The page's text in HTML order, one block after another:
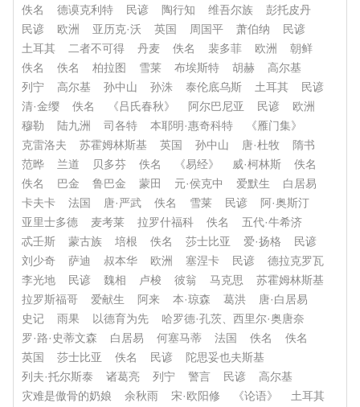
佚名
德谟克利特 民谚 陶行知 维吾尔族
彭托皮丹
民谚
欧洲 亚历克·沃 英国 周国平 萧伯纳
民谚
土耳其
二者不可得 丹麦 佚名 裴多菲 欧洲
朝鲜
佚名
佚名 柏拉图 雪莱 布埃斯特 胡赫
高尔基
列宁
高尔基 孙中山 孙洙 泰伦底乌斯 土耳其
民谚
清·金缨
佚名 《吕氏春秋》 阿尔巴尼亚 民谚
欧洲
穆勒
陆九洲 司各特 本耶明·惠奇科特
《雁门集》
克雷洛夫
苏霍姆林斯基 英国 孙中山 唐·杜牧
隋书
范晔
兰道 贝多芬 佚名 《易经》 威·柯林斯
佚名
佚名
巴金 鲁巴金 蒙田 元·侯克中 爱默生
白居易
卡夫卡
法国 唐·严武 佚名 雪莱 民谚
阿·奥斯汀
亚里士多德
麦考莱 拉罗什福科 佚名
五代·牛希济
忒壬斯
蒙古族 培根 佚名 莎士比亚 爱·扬格
民谚
刘少奇
萨迪 叔本华 欧洲 塞涅卡 民谚
德拉克罗瓦
李光地
民谚 魏相 卢梭 彼翁 马克思
苏霍姆林斯基
拉罗斯福哥
爱献生 阿来 本·琼森 葛洪
唐·白居易
史记
雨果 以德育为先
哈罗德·孔茨、西里尔·奥唐奈
罗·路·史蒂文森
白居易 何塞马蒂 法国 佚名
佚名
英国
莎士比亚 佚名 民谚
陀思妥也夫斯基
列夫·托尔斯泰
诸葛亮 列宁 警言 民谚
高尔基
灾难是傲骨的奶娘
余秋雨 宋·欧阳修 《论语》
土耳其